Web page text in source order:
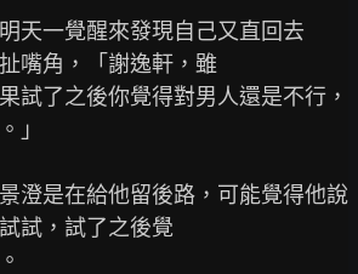
一覺醒來發現自己又直回去
嘴角，「謝逸軒，雖
試了之後你覺得對男人還是不行，
」
是在給他留後路，可能覺得他說
試，試了之後覺